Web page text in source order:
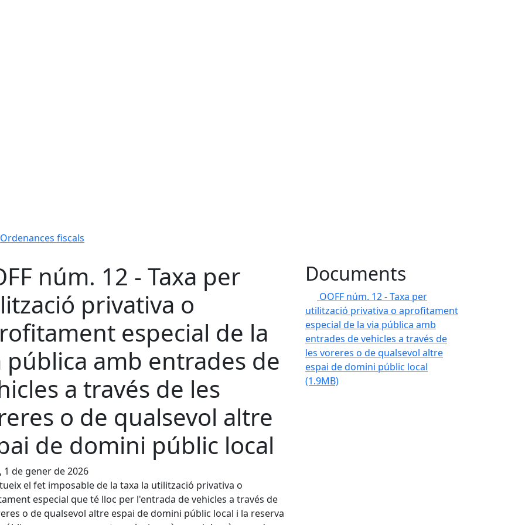
Ordenances fiscals
núm. 12 - Taxa per
privativa o
especial de la
pública amb entrades de
a través de les
o de qualsevol altre
de domini públic local
1 de gener de 2026
el fet imposable de la taxa la utilització privativa o
especial que té lloc per l'entrada de vehicles a través de
o de qualsevol altre espai de domini públic local i la reserva
Documents
OOFF núm. 12 - Taxa per
utilització privativa o aprofitament
especial de la via pública amb
entrades de vehicles a través de
les voreres o de qualsevol altre
espai de domini públic local
(1.9MB)